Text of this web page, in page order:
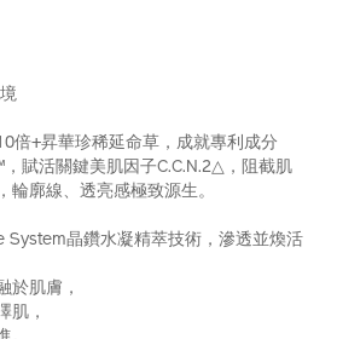
倍+昇華珍稀延命草，成就專利成分
賦活關鍵美肌因子C.C.N.2△，阻截肌
輪廓線、透亮感極致源生。
System晶鑽水凝精萃技術，滲透並煥活
於肌膚，
肌，